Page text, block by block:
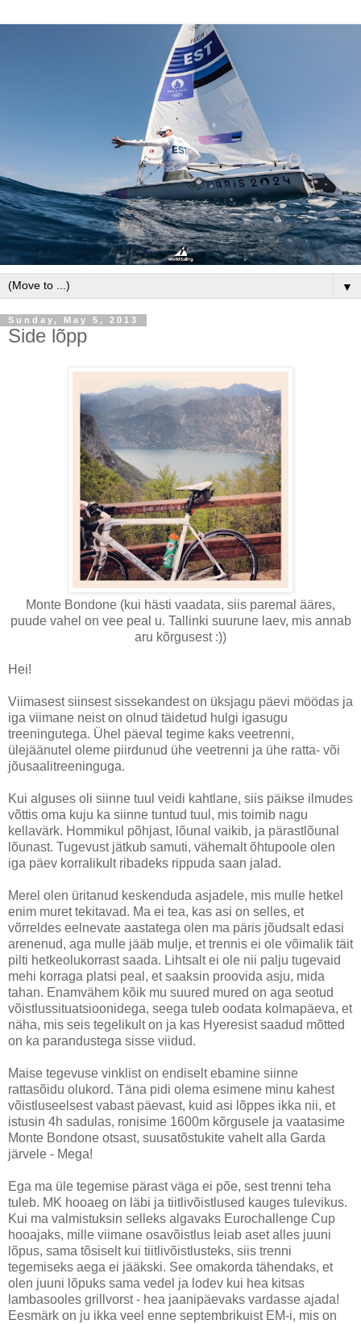
▼
Sunday, May 5, 2013
Side lõpp
Monte Bondone (kui hästi vaadata, siis paremal ääres,
puude vahel on vee peal u. Tallinki suurune laev, mis annab
aru kõrgusest :))
Hei!
Viimasest siinsest sissekandest on üksjagu päevi möödas ja
iga viimane neist on olnud täidetud hulgi igasugu
treeningutega. Ühel päeval tegime kaks veetrenni,
ülejäänutel oleme piirdunud ühe veetrenni ja ühe ratta- või
jõusaalitreeninguga.
Kui alguses oli siinne tuul veidi kahtlane, siis päikse ilmudes
võttis oma kuju ka siinne tuntud tuul, mis toimib nagu
kellavärk. Hommikul põhjast, lõunal vaikib, ja pärastlõunal
lõunast. Tugevust jätkub samuti, vähemalt õhtupoole olen
iga päev korralikult ribadeks rippuda saan jalad.
Merel olen üritanud keskenduda asjadele, mis mulle hetkel
enim muret tekitavad. Ma ei tea, kas asi on selles, et
võrreldes eelnevate aastatega olen ma päris jõudsalt edasi
arenenud, aga mulle jääb mulje, et trennis ei ole võimalik täit
pilti hetkeolukorrast saada. Lihtsalt ei ole nii palju tugevaid
mehi korraga platsi peal, et saaksin proovida asju, mida
tahan. Enamvähem kõik mu suured mured on aga seotud
võistlussituatsioonidega, seega tuleb oodata kolmapäeva, et
näha, mis seis tegelikult on ja kas Hyeresist saadud mõtted
on ka parandustega sisse viidud.
Maise tegevuse vinklist on endiselt ebamine siinne
rattasõidu olukord. Täna pidi olema esimene minu kahest
võistluseelsest vabast päevast, kuid asi lõppes ikka nii, et
istusin 4h sadulas, ronisime 1600m kõrgusele ja vaatasime
Monte Bondone otsast, suusatõstukite vahelt alla Garda
järvele - Mega!
Ega ma üle tegemise pärast väga ei põe, sest trenni teha
tuleb. MK hooaeg on läbi ja tiitlivõistlused kauges tulevikus.
Kui ma valmistuksin selleks algavaks Eurochallenge Cup
hooajaks, mille viimane osavõistlus leiab aset alles juuni
lõpus, sama tõsiselt kui tiitlivõistlusteks, siis trenni
tegemiseks aega ei jääkski. See omakorda tähendaks, et
olen juuni lõpuks sama vedel ja lodev kui hea kitsas
lambasooles grillvorst - hea jaanipäevaks vardasse ajada!
Eesmärk on ju ikka veel enne septembrikuist EM-i, mis on